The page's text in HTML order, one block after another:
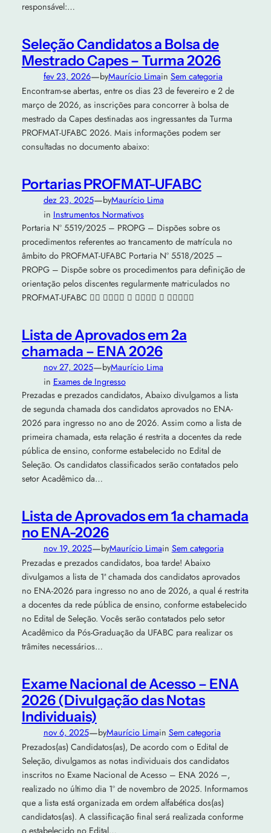
responsável:…
Seleção Candidatos a Bolsa de
Mestrado Capes – Turma 2026
fev 23, 2026—byMaurício Limain Sem categoria
Encontram-se abertas, entre os dias 23 de fevereiro e 2 de
março de 2026, as inscrições para concorrer à bolsa de
mestrado da Capes destinadas aos ingressantes da Turma
PROFMAT-UFABC 2026. Mais informações podem ser
consultadas no documento abaixo:
Portarias PROFMAT-UFABC
dez 23, 2025—byMaurício Lima
in Instrumentos Normativos
Portaria Nº 5519/2025 – PROPG – Dispões sobre os
procedimentos referentes ao trancamento de matrícula no
âmbito do PROFMAT-UFABC Portaria Nº 5518/2025 –
PROPG – Dispõe sobre os procedimentos para definição de
orientação pelos discentes regularmente matriculados no
PROFMAT-UFABC 􏰇􏰈 􏰉􏰉􏰊􏰋 􏰌 􏰍􏰎􏰍􏰉 􏰏 􏰀􏰂􏰁􏰀􏰐
Lista de Aprovados em 2a
chamada – ENA 2026
nov 27, 2025—byMaurício Lima
in Exames de Ingresso
Prezadas e prezados candidatos, Abaixo divulgamos a lista
de segunda chamada dos candidatos aprovados no ENA-
2026 para ingresso no ano de 2026. Assim como a lista de
primeira chamada, esta relação é restrita a docentes da rede
pública de ensino, conforme estabelecido no Edital de
Seleção. Os candidatos classificados serão contatados pelo
setor Acadêmico da…
Lista de Aprovados em 1a chamada
no ENA-2026
nov 19, 2025—byMaurício Limain Sem categoria
Prezadas e prezados candidatos, boa tarde! Abaixo
divulgamos a lista de 1ª chamada dos candidatos aprovados
no ENA-2026 para ingresso no ano de 2026, a qual é restrita
a docentes da rede pública de ensino, conforme estabelecido
no Edital de Seleção. Vocês serão contatados pelo setor
Acadêmico da Pós-Graduação da UFABC para realizar os
trâmites necessários…
Exame Nacional de Acesso – ENA
2026 (Divulgação das Notas
Individuais)
nov 6, 2025—byMaurício Limain Sem categoria
Prezados(as) Candidatos(as), De acordo com o Edital de
Seleção, divulgamos as notas individuais dos candidatos
inscritos no Exame Nacional de Acesso – ENA 2026 –,
realizado no último dia 1º de novembro de 2025. Informamos
que a lista está organizada em ordem alfabética dos(as)
candidatos(as). A classificação final será realizada conforme
o estabelecido no Edital…